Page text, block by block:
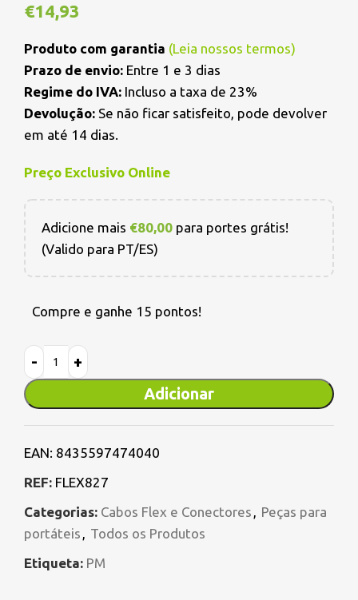
€14,93
Produto com garantia (Leia nossos termos)
Prazo de envio: Entre 1 e 3 dias
Regime do IVA: Incluso a taxa de 23%
Devolução: Se não ficar satisfeito, pode devolver
em até 14 dias.
Preço Exclusivo Online
Adicione mais €80,00 para portes grátis!
(Valido para PT/ES)
Compre e ganhe 15 pontos!
Adicionar
EAN: 8435597474040
REF: FLEX827
Categorias: Cabos Flex e Conectores , Peças para
portáteis , Todos os Produtos
Etiqueta: PM